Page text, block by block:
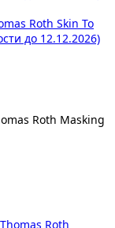
Roth Skin To
до 12.12.2026)
Roth Masking